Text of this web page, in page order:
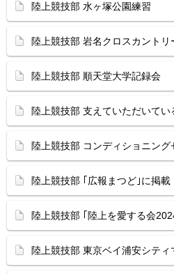
陸上競技部 水ヶ塚公園練習
陸上競技部 岩名クロスカントリ
陸上競技部 順天堂大学記録会
陸上競技部 支えていただいてい
陸上競技部 コンディショニング
陸上競技部 ｢広報まつど｣に掲載
陸上競技部 ｢陸上を愛する会
陸上競技部 東京ベイ浦安シティ